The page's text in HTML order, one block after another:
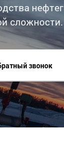
сложности.
звонок